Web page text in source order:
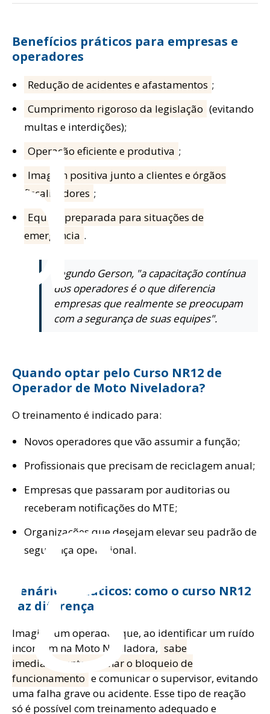
Benefícios práticos para empresas e
operadores
Redução de acidentes e afastamentos ;
Cumprimento rigoroso da legislação (evitando
multas e interdições);
Operação eficiente e produtiva ;
Imagem positiva junto a clientes e órgãos
fiscalizadores ;
Equipe preparada para situações de
emergência .
Segundo Gerson, "a capacitação contínua
dos operadores é o que diferencia
empresas que realmente se preocupam
com a segurança de suas equipes".
Quando optar pelo Curso NR12 de
Operador de Moto Niveladora?
O treinamento é indicado para:
Novos operadores que vão assumir a função;
Profissionais que precisam de reciclagem anual;
Empresas que passaram por auditorias ou
receberam notificações do MTE;
Organizações que desejam elevar seu padrão de
segurança operacional.
Cenários didáticos: como o curso NR12
faz diferença
Imagine um operador que, ao identificar um ruído
incomum na Moto Niveladora, sabe
imediatamente acionar o bloqueio de
funcionamento e comunicar o supervisor, evitando
uma falha grave ou acidente. Esse tipo de reação
só é possível com treinamento adequado e